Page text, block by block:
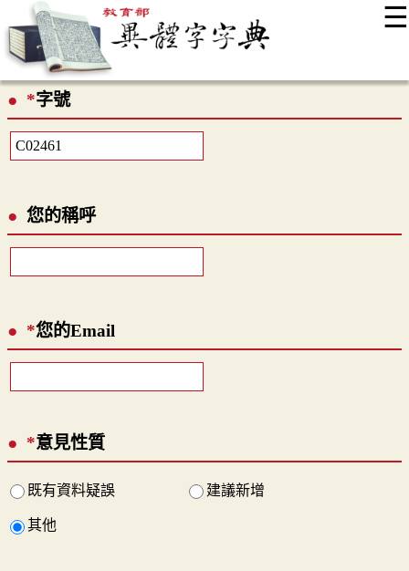
☰
最新消息
*字號
您的稱呼
*您的Email
*意見性質
既有資料疑誤 建議新增
其他